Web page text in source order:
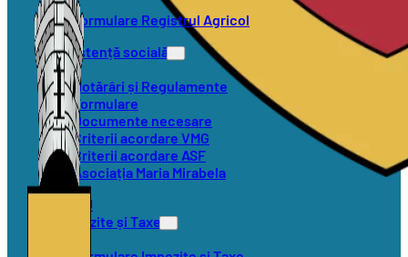
Formulare Registrul Agricol
Asistență socială
Hotărâri și Regulamente
Formulare
Documente necesare
Criterii acordare VMG
Criterii acordare ASF
Asociația Maria Mirabela
SVSU
Impozite și Taxe